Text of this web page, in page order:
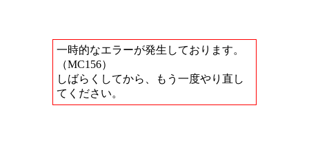
一時的なエラーが発生しております。
（MC156）
しばらくしてから、もう一度やり直し
てください。